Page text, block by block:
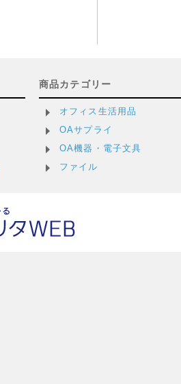
商品カテゴリー
オフィス生活用品
OAサプライ
OA機器・電子文具
ファイル